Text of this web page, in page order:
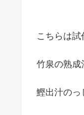
こちらは試
竹泉の熟成
鰹出汁のっ